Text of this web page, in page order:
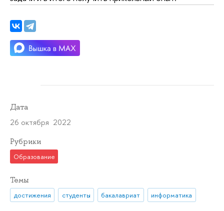
Дата
26 октября 2022
Рубрики
Образование
Темы
достижения студенты бакалавриат информатика